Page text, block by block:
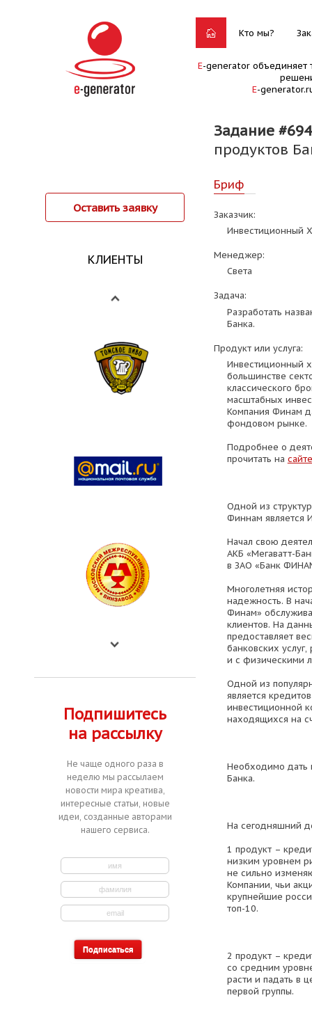
Кто мы?
E-generator объединяет
E-
Задание #694
продуктов
Оставить заявку
КЛИЕНТЫ
Подпишитесь
на рассылку
Не чаще одного раза в
неделю мы рассылаем
новости мира креатива,
интересные статьи, новые
идеи, созданные авторами
нашего сервиса.
Бриф
Заказчик:
Инвестиционный
Менеджер:
Света
Задача:
Разработать
Банка.
Продукт или услуга:
Инвестиционный
большинстве
классического
масштабных
Компания Финам
фондовом рынке.
Подробнее о
прочитать на
Одной из
Финнам является
Начал свою
АКБ «Мегаватт-
в ЗАО «Банк
Многолетняя
надежность. В
Финам»
клиентов. На
предоставляет
банковских
и с физическими
Одной из
является
инвестиционной
находящихся на
Необходимо дать
Банка.
На сегодняшний
1 продукт –
низким уровнем
не сильно
Компании, чьи
крупнейшие
топ-10.
2 продукт –
со средним
расти и падать в
первой группы.